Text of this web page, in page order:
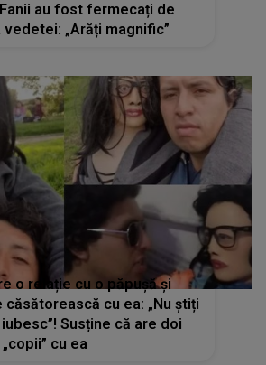
au fost fermecați de
„Arăți magnific”
o relație cu o păpușă și
cu ea: „Nu știți
Susține că are doi
„copii” cu ea